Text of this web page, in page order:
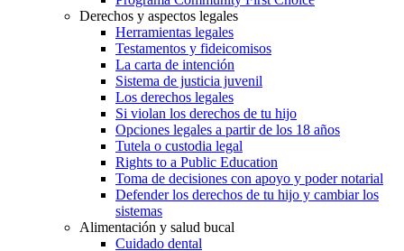
Derechos y aspectos legales
Herramientas legales
Testamentos y fideicomisos
La carta de intención
Sistema de justicia juvenil
Los derechos legales
Si violan los derechos de tu hijo
Opciones legales a partir de los 18 años
Tutela o custodia legal
Rights to a Public Education
Toma de decisiones con apoyo y poder notarial
Defender los derechos de tu hijo y cambiar los
sistemas
Alimentación y salud bucal
Cuidado dental